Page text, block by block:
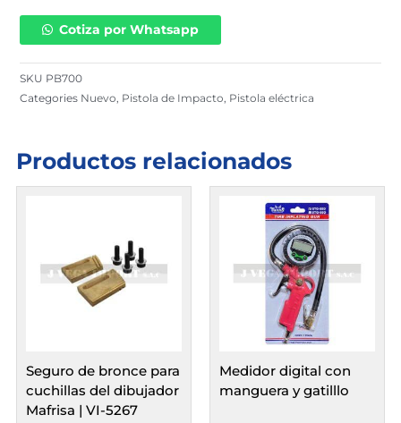
inalámbrica
luz
lued
Cotiza por Whatsapp
SKU PB700
Categories Nuevo Pistola de Impacto Pistola eléctrica
Productos relacionados
Seguro de bronce para
cuchillas del dibujador
Mafrisa | VI-5267
Medidor digital con
manguera y gatilllo